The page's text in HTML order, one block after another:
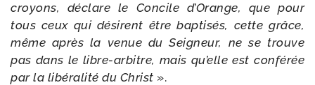
croyons, déclare le Concile d’Orange, que pour
tous ceux qui dési­rent être bap­ti­sés, cette grâce,
même après la venue du Seigneur, ne se trouve
pas dans le libre-​arbitre, mais qu’elle est confé­rée
par la libé­ra­li­té du Christ ».